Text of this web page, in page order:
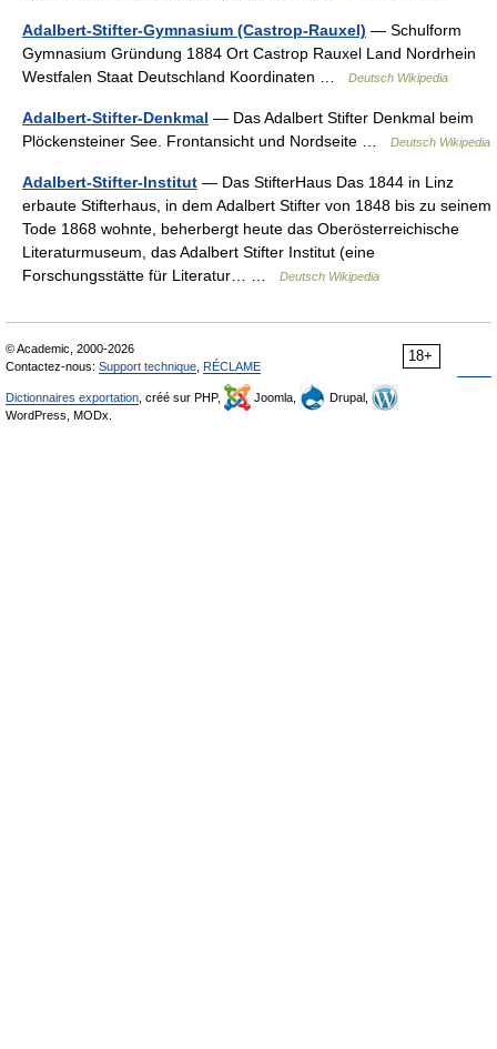
Adalbert-Stifter-Gymnasium (Castrop-Rauxel) — Schulform
Gymnasium Gründung 1884 Ort Castrop Rauxel Land Nordrhein
Westfalen Staat Deutschland Koordinaten …
Deutsch Wikipedia
Adalbert-Stifter-Denkmal — Das Adalbert Stifter Denkmal beim
Plöckensteiner See. Frontansicht und Nordseite …
Deutsch Wikipedia
Adalbert-Stifter-Institut — Das StifterHaus Das 1844 in Linz
erbaute Stifterhaus, in dem Adalbert Stifter von 1848 bis zu seinem
Tode 1868 wohnte, beherbergt heute das Oberösterreichische
Literaturmuseum, das Adalbert Stifter Institut (eine
Forschungsstätte für Literatur… …
Deutsch Wikipedia
18+
© Academic, 2000-2026
Contactez-nous: Support technique RÉCLAME
Dictionnaires exportation , créé sur PHP, Joomla,
Drupal,
WordPress, MODx.